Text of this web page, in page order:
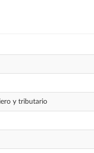
y tributario